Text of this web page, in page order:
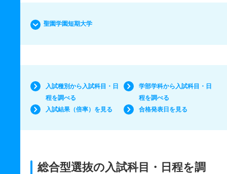
聖園学園短期大学
入試種別から入試科目・日
程を調べる
学部学科から入試科目・日
程を調べる
入試結果（倍率）を見る
合格発表日を見る
総合型選抜の入試科目・日程を調